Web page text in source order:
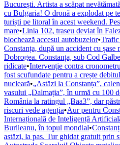
București. Artista a scăpat nevătămată
cu Bulgaria! O dronă a explodat pe
turiști pe litoral în acest weekend.
mare•Linia 102, traseu deviat în
blochează accesul autobuzelor•Trafic
Constanța, după un accident cu șase
Dobrogea. Constanța, sub Cod
ridicate•Intervenție contra
fost scufundate pentru a crește
nucleară•„Astăzi la Constanța”,
vasului „Dalmația”, în urmă cu 100
România la ratingul „Baa3”, dar
riscuri vede agenția•Aur pentru
Internațională de Inteligență
Burileanu, în topul mondial•
astăzi, la pas. Tur ghidat gratuit prin